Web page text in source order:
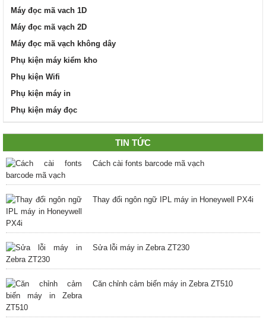
Máy đọc mã vach 1D
Máy đọc mã vạch 2D
Máy đọc mã vạch không dây
Phụ kiện máy kiểm kho
Phụ kiện Wifi
Phụ kiện máy in
Phụ kiện máy đọc
TIN TỨC
Cách cài fonts barcode mã vạch
Thay đổi ngôn ngữ IPL máy in Honeywell PX4i
Sửa lỗi máy in Zebra ZT230
Căn chỉnh cảm biến máy in Zebra ZT510